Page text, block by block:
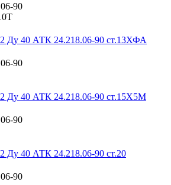
90
Ду 40 АТК 24.218.06-90 ст.13ХФА
90
Ду 40 АТК 24.218.06-90 ст.15Х5М
90
Ду 40 АТК 24.218.06-90 ст.20
90